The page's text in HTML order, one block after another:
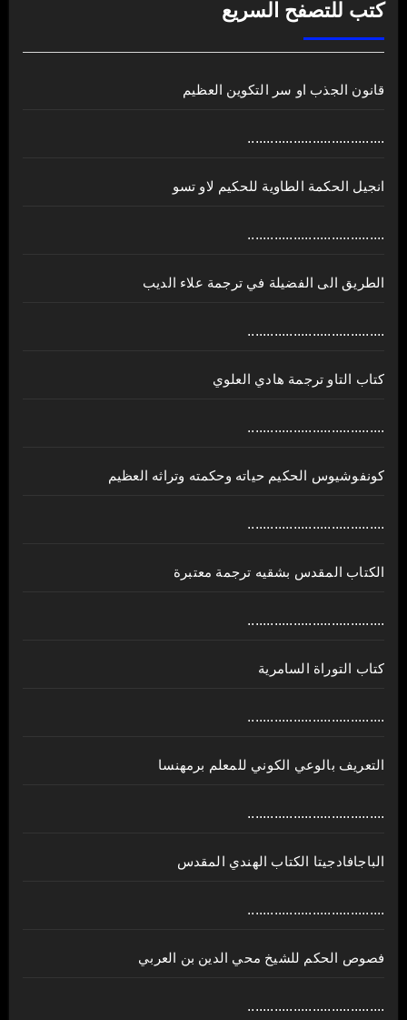
كتب للتصفح السريع
قانون الجذب او سر التكوين العظيم
....................................
انجيل الحكمة الطاوية للحكيم لاو تسو
....................................
الطريق الى الفضيلة في ترجمة علاء الديب
....................................
كتاب التاو ترجمة هادي العلوي
....................................
كونفوشيوس الحكيم حياته وحكمته وتراثه العظيم
....................................
الكتاب المقدس بشقيه ترجمة معتبرة
....................................
كتاب التوراة السامرية
....................................
ﺍﻟﺘﻌﺮﻳﻒ ﺑﺎﻟﻮﻋﻲ ﺍﻟﻜﻮﻧﻲ للمعلم برمهنسا
....................................
الباجافادجيتا الكتاب الهندي المقدس
....................................
فصوص الحكم للشيخ محي الدين بن العربي
....................................